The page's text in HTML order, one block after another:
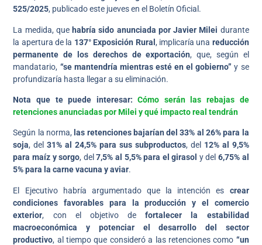
525/2025, publicado este jueves en el Boletín Oficial.
La medida, quehabría sido anunciada por Javier Milei durante
la apertura de la 137° Exposición Rural, implicaría una reducción
permanente de los derechos de exportación, que, según el
mandatario, “se mantendría mientras esté en el gobierno” y se
profundizaría hasta llegar a su eliminación.
Nota que te puede interesar: Cómo serán las rebajas de
retenciones anunciadas por Milei y qué impacto real tendrán
Según la norma, las retenciones bajarían del 33% al 26% para la
soja, del31% al 24,5% para sus subproductos, del 12% al 9,5%
para maíz y sorgo, del7,5% al 5,5% para el girasol y del6,75% al
5% para la carne vacuna y aviar.
El Ejecutivo habría argumentado que la intención es crear
condiciones favorables para la producción y el comercio
exterior, con el objetivo defortalecer la estabilidad
macroeconómica y potenciar el desarrollo del sector
productivo, al tiempo que consideró a las retenciones como “un